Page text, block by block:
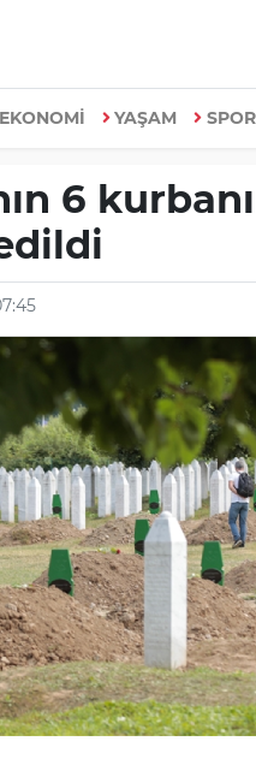
EKONOMİ YAŞAM SPOR
6